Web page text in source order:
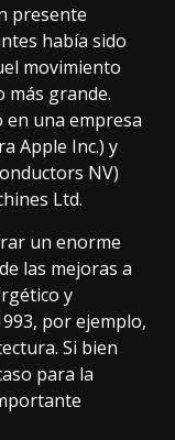
presente
había sido
movimiento
más grande.
en una empresa
Apple Inc.) y
NV)
Ltd.
un enorme
las mejoras a
y
por ejemplo,
Si bien
para la